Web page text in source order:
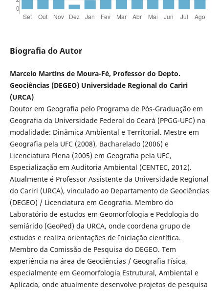
Biografia do Autor
Marcelo Martins de Moura-Fé, Professor do Depto.
Geociências (DEGEO) Universidade Regional do Cariri
(URCA)
Doutor em Geografia pelo Programa de Pós-Graduação em
Geografia da Universidade Federal do Ceará (PPGG-UFC) na
modalidade: Dinâmica Ambiental e Territorial. Mestre em
Geografia pela UFC (2008), Bacharelado (2006) e
Licenciatura Plena (2005) em Geografia pela UFC,
Especialização em Auditoria Ambiental (CENTEC, 2012).
Atualmente é Professor Assistente da Universidade Regional
do Cariri (URCA), vinculado ao Departamento de Geociências
(DEGEO) / Licenciatura em Geografia. Membro do
Laboratório de estudos em Geomorfologia e Pedologia do
semiárido (GeoPed) da URCA, onde coordena grupo de
estudos e realiza orientações de Iniciação científica.
Membro da Comissão de Pesquisa do DEGEO. Tem
experiência na área de Geociências / Geografia Física,
especialmente em Geomorfologia Estrutural, Ambiental e
Aplicada, onde atualmente desenvolve projetos de pesquisa